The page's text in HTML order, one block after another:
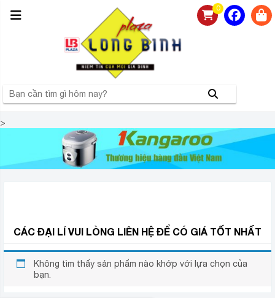
0
>
CÁC ĐẠI LÍ VUI LÒNG LIÊN HỆ ĐỂ CÓ GIÁ TỐT NHẤT
Không tìm thấy sản phẩm nào khớp với lựa chọn của
bạn.